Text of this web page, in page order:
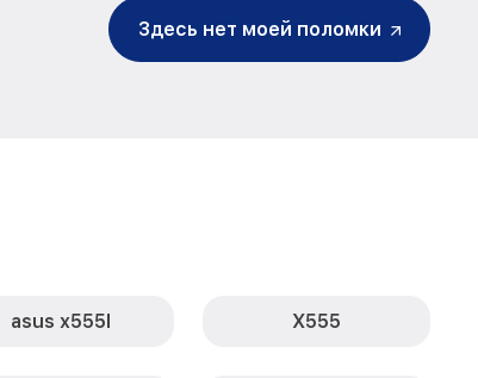
от 750₽ Заказать
Заказать
Здесь нет моей поломки
asus x555l X555